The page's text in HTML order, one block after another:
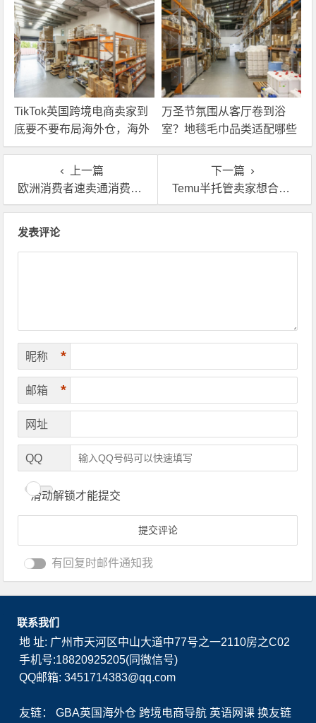
TikTok英国跨境电商卖家到
底要不要布局海外仓，海外
仓优势分析！
万圣节氛围从客厅卷到浴
室？地毯毛巾品类适配哪些
海外仓服务？
上一篇
欧洲消费者速卖通消费庞大，英区卖家如何利用英国海外仓抢占市场？
下一篇
Temu半托管卖家想合作认证英国海外仓一件代发？
发表评论
昵称 *
邮箱 *
网址
QQ
滑动解锁才能提交
有回复时邮件通知我
联系我们
地 址: 广州市天河区中山大道中77号之一2110房之C02
手机号:18820925205(同微信号)
QQ邮箱: 3451714383@qq.com
友链：GBA英国海外仓 跨境电商导航 英语网课 换友链